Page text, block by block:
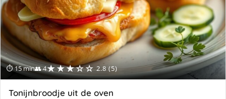
⏱ 15 min👥 4★★★☆☆ 2.8 (5)
Tonijnbroodje uit de oven